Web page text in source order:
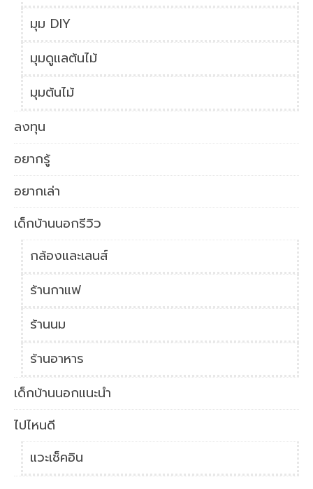
มุม DIY
มุมดูแลต้นไม้
มุมต้นไม้
ลงทุน
อยากรู้
อยากเล่า
เด็กบ้านนอกรีวิว
กล้องและเลนส์
ร้านกาแฟ
ร้านนม
ร้านอาหาร
เด็กบ้านนอกแนะนำ
ไปไหนดี
แวะเช็คอิน